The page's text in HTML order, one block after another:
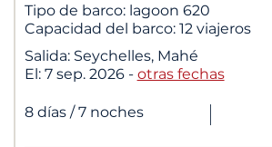
Tipo de barco: lagoon 620
Capacidad del barco: 12 viajeros
Salida: Seychelles, Mahé
El: 7 sep. 2026 - otras fechas
8 días / 7 noches |